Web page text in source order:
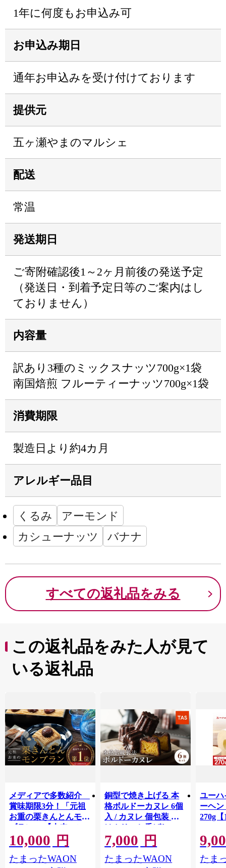
1年に何度もお申込み可
お申込み期日
通年お申込みを受け付けております
提供元
五ヶ瀬やまのマルシェ
配送
常温
発送期日
ご寄附確認後1～2ヶ月前後の発送予定
（発送日・到着予定日等のご案内はし
ておりません）
内容量
訳あり3種のミックスナッツ700g×1袋
南国焙煎 フルーティーナッツ700g×1袋
消費期限
製造日より約4カ月
アレルギー品目
くるみ
アーモンド
カシューナッツ
バナナ
すべての返礼品をみる
この返礼品をみた人が見て
いる返礼品
メディアで多数紹介
賞味期限3分！「元祖
お重の栗きんとんモン
ブラン」 【未来のご
褒美】スイーツ 栗 モ
ンブラン くりきんと
ん デザート ご褒美 お
10,000 円
たまったWAON
銅型で焼き上げる 本
格ボルドーカヌレ 6個
入 / カヌレ 個包装 外
はカリッと香ばしい
中はもっちり ラム酒
バニラ お取り寄せ ス
イーツ 焼き菓子 詰め
7,000 円
たまったWAON
ユーハ
ーヘ
270g【
たま